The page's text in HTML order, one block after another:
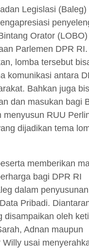
Legislasi (Baleg)
Orator
Parlemen DPR
lomba tersebut
komunikasi antara
Bahkan juga
dan masukan bagi
menyusun RUU
dijadikan tema
memberikan
bagi DPR RI
dalam
Pribadi.
disampaikan oleh
Adnan maupun
Willy usai